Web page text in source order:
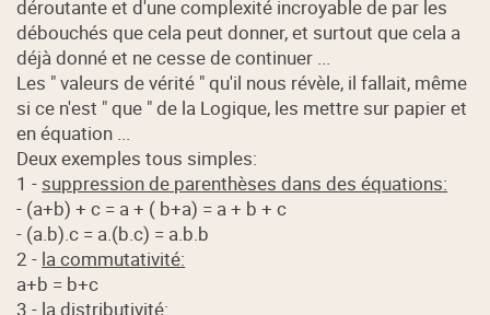
déroutante et d'une complexité incroyable de par les
débouchés que cela peut donner, et surtout que cela a
déjà donné et ne cesse de continuer ...
Les " valeurs de vérité " qu'il nous révèle, il fallait, même
si ce n'est " que " de la Logique, les mettre sur papier et
en équation ...
Deux exemples tous simples:
1 - suppression de parenthèses dans des équations:
- (a+b) + c = a + ( b+a) = a + b + c
- (a.b).c = a.(b.c) = a.b.b
2 - la commutativité:
a+b = b+c
3 - la distributivité: